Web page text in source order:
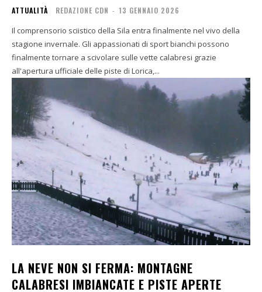
ATTUALITÀ REDAZIONE CDN - 13 GENNAIO 2026
Il comprensorio sciistico della Sila entra finalmente nel vivo della
stagione invernale. Gli appassionati di sport bianchi possono
finalmente tornare a scivolare sulle vette calabresi grazie
all'apertura ufficiale delle piste di Lorica,...
LA NEVE NON SI FERMA: MONTAGNE
CALABRESI IMBIANCATE E PISTE APERTE